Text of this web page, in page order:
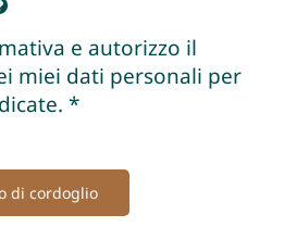
e autorizzo il
miei dati personali per
*
di cordoglio